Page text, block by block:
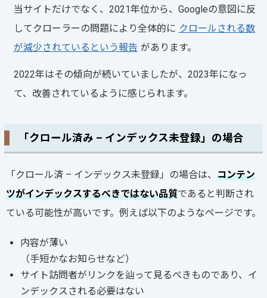
当サイトだけでなく、2021年位から、Googleの意図に反
してクローラーの問題により全体的に クロールされる数
が減少されているという報告 があります。
2022年はその傾向が続いていましたが、2023年になっ
て、改善されているように感じられます。
「クロール済み – インデックス未登録」の場合
「クロール済 – インデックス未登録」の場合は、 コンテン
ツがインデックスするべきではない品質であると判断され
ている可能性が高いです。例えば以下のようなページです。
内容が薄い
（手短かなお知らせなど）
サイト訪問者がリンクを辿って見るべきものであり、イ
ンデックスされる必要はない